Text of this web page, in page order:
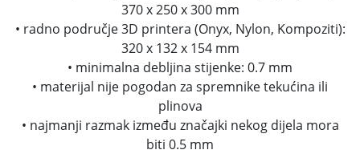
370 x 250 x 300 mm
• radno područje 3D printera (Onyx, Nylon, Kompoziti):
320 x 132 x 154 mm
• minimalna debljina stijenke: 0.7 mm
• materijal nije pogodan za spremnike tekućina ili
plinova
• najmanji razmak između značajki nekog dijela mora
biti 0.5 mm